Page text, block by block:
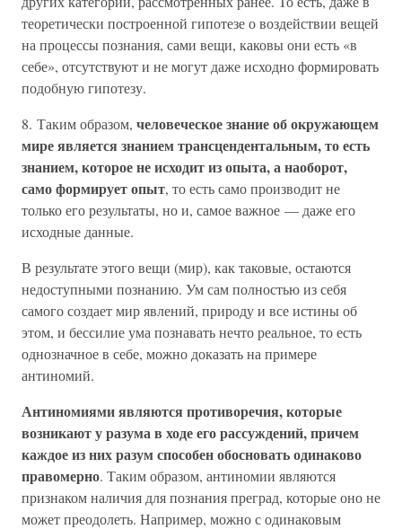
теоретически построенной гипотезе о воздействии вещей
на процессы познания, сами вещи, каковы они есть «в
себе», отсутствуют и не могут даже исходно формировать
подобную гипотезу.
8. Таким образом, человеческое знание об окружающем
мире является знанием трансцендентальным, то есть
знанием, которое не исходит из опыта, а наоборот,
само формирует опыт, то есть само производит не
только его результаты, но и, самое важное — даже его
исходные данные.
В результате этого вещи (мир), как таковые, остаются
недоступными познанию. Ум сам полностью из себя
самого создает мир явлений, природу и все истины об
этом, и бессилие ума познавать нечто реальное, то есть
однозначное в себе, можно доказать на примере
антиномий.
Антиномиями являются противоречия, которые
возникают у разума в ходе его рассуждений, причем
каждое из них разум способен обосновать одинаково
правомерно. Таким образом, антиномии являются
признаком наличия для познания преград, которые оно не
может преодолеть. Например, можно с одинаковым